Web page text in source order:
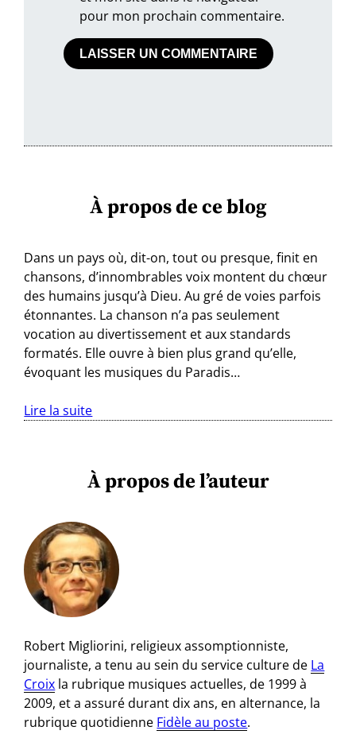
pour mon prochain commentaire.
À propos de ce blog
Dans un pays où, dit-on, tout ou presque, finit en
chansons, d’innombrables voix montent du chœur
des humains jusqu’à Dieu. Au gré de voies parfois
étonnantes. La chanson n’a pas seulement
vocation au divertissement et aux standards
formatés. Elle ouvre à bien plus grand qu’elle,
évoquant les musiques du Paradis…
Lire la suite
À propos de l’auteur
Robert Migliorini, religieux assomptionniste,
journaliste, a tenu au sein du service culture de La
Croix la rubrique musiques actuelles, de 1999 à
2009, et a assuré durant dix ans, en alternance, la
rubrique quotidienne Fidèle au poste.